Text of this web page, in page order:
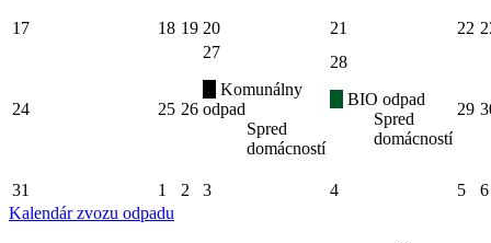
17 18 19 20 21 22
24 25 26
27
Komunálny
odpad
Spred
domácností
28
BIO odpad
Spred
domácností
29
31 1 2 3 4 5
6
Kalendár zvozu odpadu